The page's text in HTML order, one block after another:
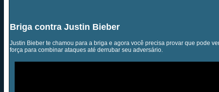
Briga contra Justin Bieber
Justin Bieber te chamou para a briga e agora você precisa provar que pode
força para combinar ataques até derrubar seu adversário.